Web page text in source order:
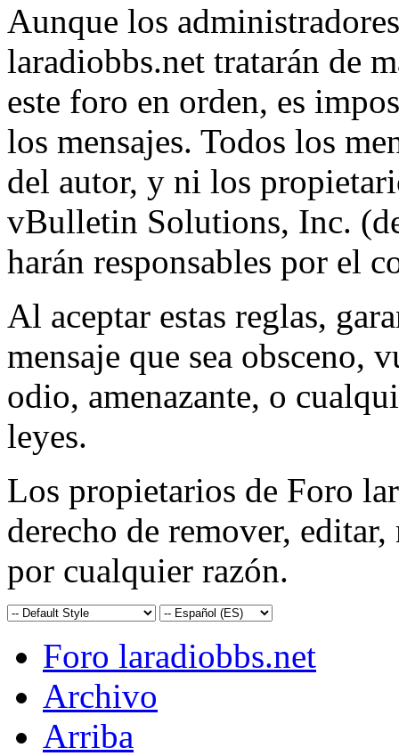
Aunque los
laradiobbs.net tratarán de
este foro en orden, es
los mensajes. Todos los
del autor, y ni los
vBulletin Solutions, Inc.
harán responsables por el
Al aceptar estas reglas,
mensaje que sea obsceno,
odio, amenazante, o
leyes.
Los propietarios de Foro
derecho de remover,
por cualquier razón.
Foro laradiobbs.net
Archivo
Arriba